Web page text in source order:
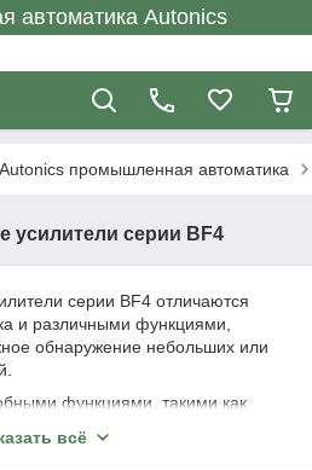
автоматика Autonics
Autonics промышленная автоматика
усилители серии BF4
серии BF4 отличаются
и различными функциями,
обнаружение небольших или
функциями, такими как
включая предотвращение
всё